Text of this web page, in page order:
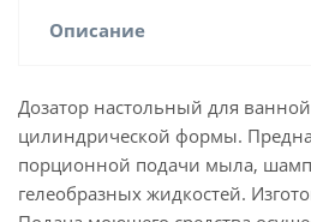
Описание
Дозатор настольный для
цилиндрической формы.
порционной подачи мыла,
гелеобразных жидкостей.